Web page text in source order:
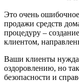
Это очень
продажи средств
процедуру –
клиентом,
Ваши клиенты
оздоровлению, но
безопасности и